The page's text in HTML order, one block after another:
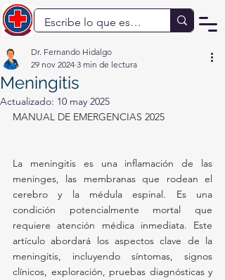
Meningitis
Dr. Fernando Hidalgo
29 nov 2024 3 min de lectura
Actualizado: 10 may 2025
MANUAL DE EMERGENCIAS 2025
La meningitis es una inflamación de las
meninges, las membranas que rodean el
cerebro y la médula espinal. Es una
condición potencialmente mortal que
requiere atención médica inmediata. Este
artículo abordará los aspectos clave de la
meningitis, incluyendo síntomas, signos
clínicos, exploración, pruebas diagnósticas y